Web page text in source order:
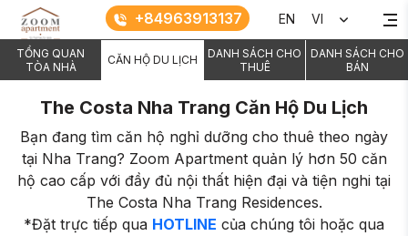
+84963913137 EN VI
TỔNG QUAN
TÒA NHÀ
CĂN HỘ DU LỊCH
DANH SÁCH CHO
THUÊ
DANH SÁCH CHO
BÁN
The Costa Nha Trang Căn Hộ Du Lịch
Bạn đang tìm căn hộ nghỉ dưỡng cho thuê theo ngày
tại Nha Trang? Zoom Apartment quản lý hơn 50 căn
hộ cao cấp với đầy đủ nội thất hiện đại và tiện nghi tại
The Costa Nha Trang Residences.
*Đặt trực tiếp qua HOTLINE của chúng tôi hoặc qua